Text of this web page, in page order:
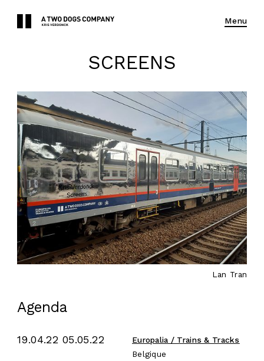
Menu
SCREENS
Lan Tran
Agenda
19.04.22 05.05.22
Europalia / Trains & Tracks
Belgique